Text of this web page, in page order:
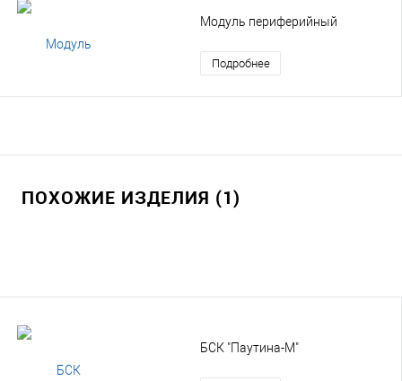
Модуль периферийный
Подробнее
ПОХОЖИЕ ИЗДЕЛИЯ (1)
БСК "Паутина-М"